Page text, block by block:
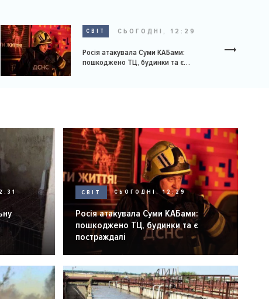
СВІТ СЬОГОДНІ, 12:29
Росія атакувала Суми КАБами:
пошкоджено ТЦ, будинки та є
СВІТ СЬОГОДНІ, 12:29
Росія атакувала Суми КАБами:
пошкоджено ТЦ, будинки та є
постраждалі